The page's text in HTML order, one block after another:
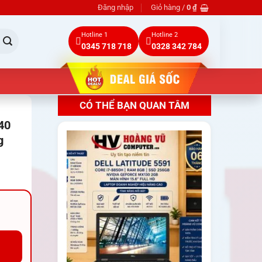
Đăng nhập Giỏ hàng / 0 ₫
Hotline 1
0345 718 718
Hotline 2
0328 342 784
CÓ THỂ BẠN QUAN TÂM